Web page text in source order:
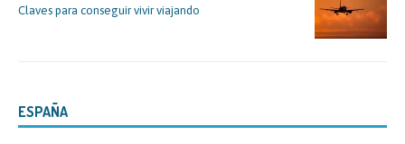
Claves para conseguir vivir viajando
ESPAÑA